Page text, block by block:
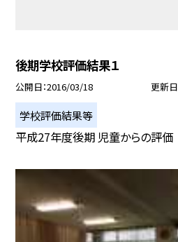
後期学校評価結果１
公開日 2016/03/18 更新日
学校評価結果等
平成27年度後期 児童からの評価